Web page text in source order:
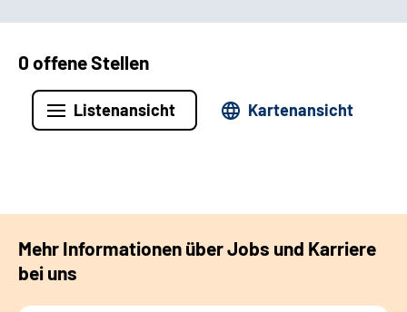
0 offene Stellen
Listenansicht Kartenansicht
Mehr Informationen über Jobs und Karriere
bei uns